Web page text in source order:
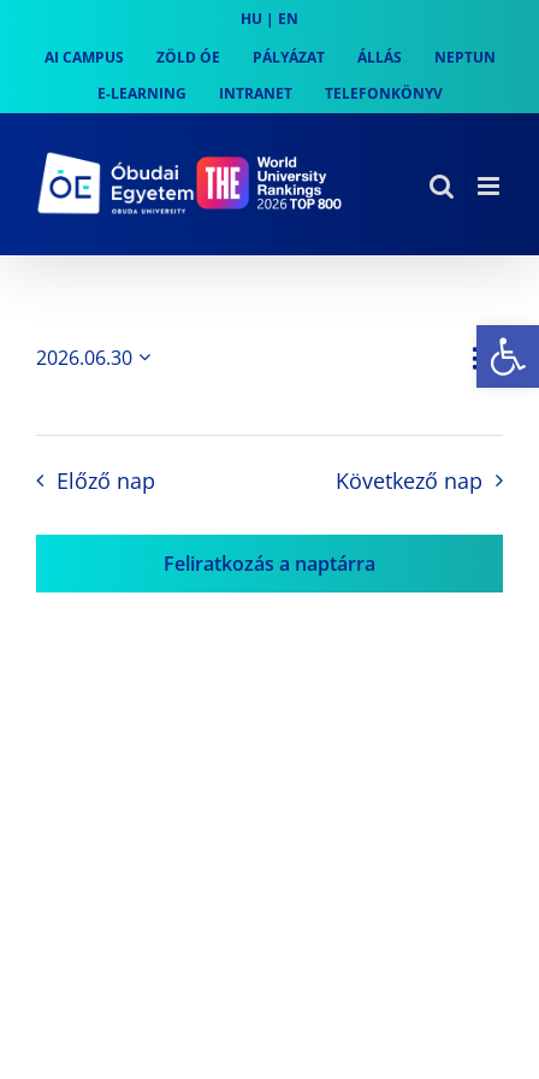
content
HU | EN
AI CAMPUS
ZÖLD ÓE PÁLYÁZAT ÁLLÁS
NEPTUN
E-LEARNING
INTRANET TELEFONKÖNYV
Nap
2026.06.30
Előző nap Következő nap
Feliratkozás a naptárra